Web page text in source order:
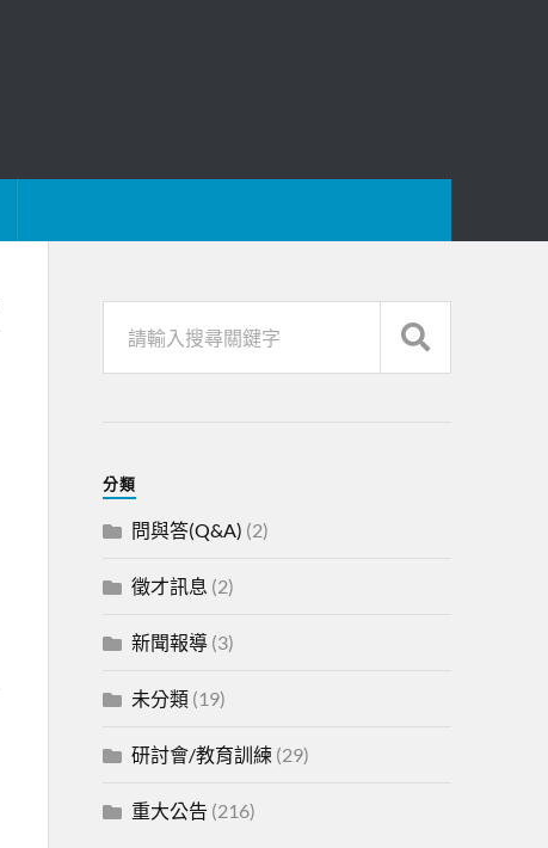
分類
問與答(Q&A) (2)
徵才訊息 (2)
新聞報導(3)
未分類(19)
研討會/教育訓練(29)
重大公告 (216)